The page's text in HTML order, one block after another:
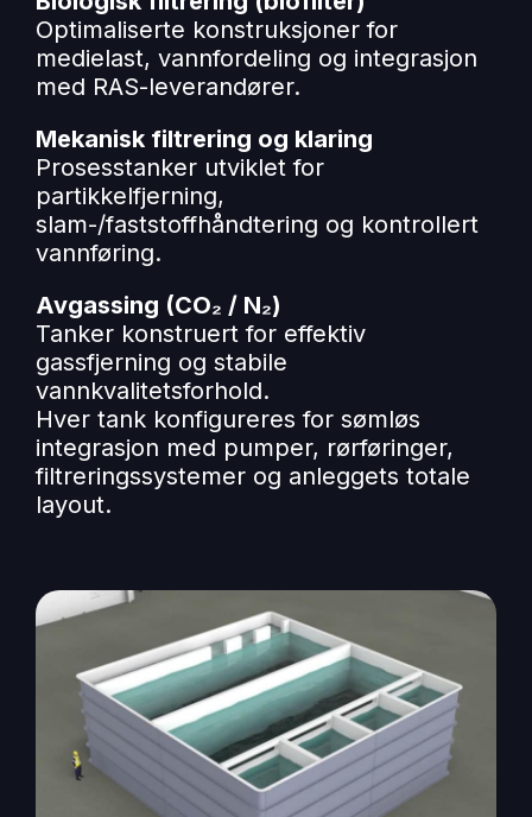
Optimaliserte konstruksjoner for
medielast, vannfordeling og integrasjon
med RAS-leverandører.
Mekanisk filtrering og klaring
Prosesstanker utviklet for
partikkelfjerning,
slam-/faststoffhåndtering og kontrollert
vannføring.
Avgassing (CO₂ / N₂)
Tanker konstruert for effektiv
gassfjerning og stabile
vannkvalitetsforhold.
Hver tank konfigureres for sømløs
integrasjon med pumper, rørføringer,
filtreringssystemer og anleggets totale
layout.